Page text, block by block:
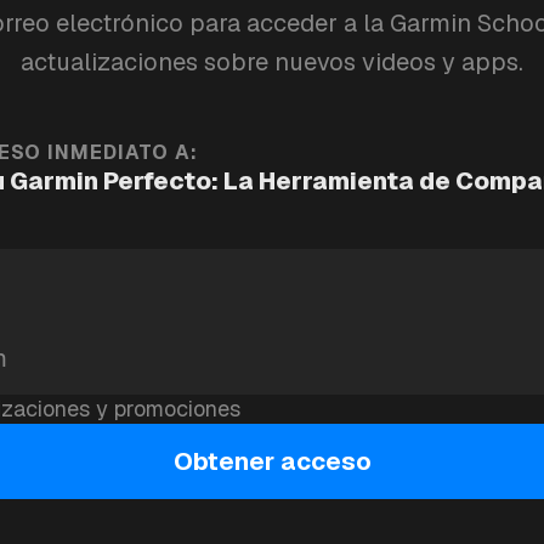
guide garmin-school
TU RELOJ GARMIN
en el mercado. Diferentes series, rangos de
de comparación de Garmin School
de chat, un catálogo filtrable y una
de IA
electrónico para acceder a la Garmin
actualizaciones sobre nuevos videos y apps.
INMEDIATO A:
Garmin Perfecto: La Herramienta de
y promociones
Obtener acceso